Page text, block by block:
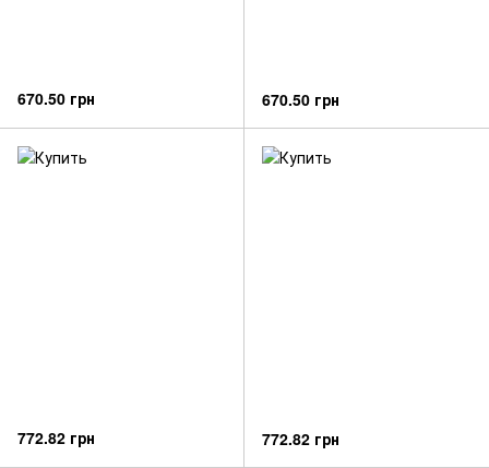
670.50 грн 670.50 грн
772.82 грн 772.82 грн